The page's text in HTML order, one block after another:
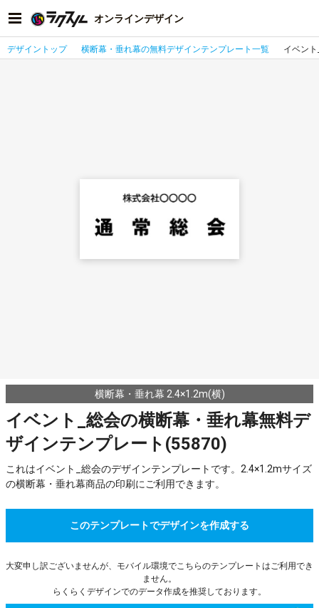
オンラインデザイン
デザイントップ 横断幕・垂れ幕の無料デザインテンプレート一覧 イベント
横断幕・垂れ幕 2.4×1.2m(横)
イベント_総会の横断幕・垂れ幕無料デ
ザインテンプレート(55870)
これはイベント_総会のデザインテンプレートです。2.4×1.2mサイズ
の横断幕・垂れ幕商品の印刷にご利用できます。
このテンプレートでデザインを作成する
大変申し訳ございませんが、モバイル環境でこちらのテンプレートはご利用でき
ません。
らくらくデザインでのデータ作成を推奨しております。